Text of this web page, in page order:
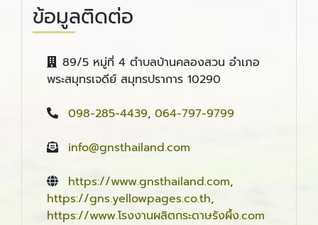
ข้อมูลติดต่อ
89/5 หมู่ที่ 4 ตำบลบ้านคลองสวน อำเภอ
พระสมุทรเจดีย์ สมุทรปราการ 10290
098-285-4439, 064-797-9799
info@gnsthailand.com
https://www.gnsthailand.com,
https://gns.yellowpages.co.th,
https://www.โรงงานผลิตกระดาษรังผึ้ง.com